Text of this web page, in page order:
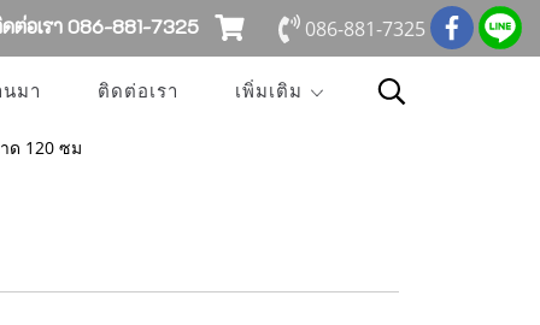
ต่อเรา 086-881-7325 086-881-7325
มา ติดต่อเรา เพิ่มเติม
ด 120 ซม